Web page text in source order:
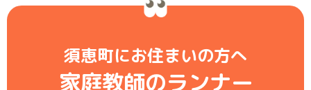
須恵町にお住まいの方へ
家庭教師のランナー